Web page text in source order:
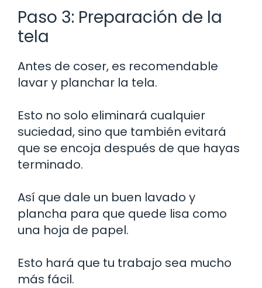
Paso 3: Preparación de la
tela
Antes de coser, es recomendable
lavar y planchar la tela.
Esto no solo eliminará cualquier
suciedad, sino que también evitará
que se encoja después de que hayas
terminado.
Así que dale un buen lavado y
plancha para que quede lisa como
una hoja de papel.
Esto hará que tu trabajo sea mucho
más fácil.